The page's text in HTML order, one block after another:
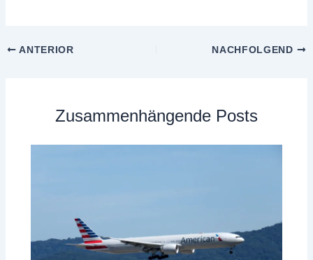
ANTERIOR NACHFOLGEND
Zusammenhängende Posts